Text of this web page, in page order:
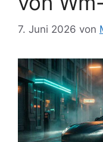
7. Juni 2026 von